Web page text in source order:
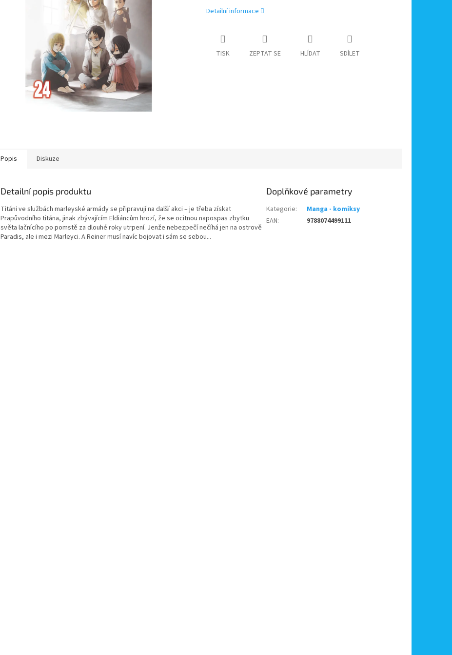
Detailní informace
TISK ZEPTAT SE HLÍDAT SDÍLET
Popis Diskuze
Detailní popis produktu
Titáni ve službách marleyské armády se připravují na další akci – je třeba získat
Prapůvodního titána, jinak zbývajícím Eldiáncům hrozí, že se ocitnou napospas zbytku
světa lačnícího po pomstě za dlouhé roky utrpení. Jenže nebezpečí nečíhá jen na ostrově
Paradis, ale i mezi Marleyci. A Reiner musí navíc bojovat i sám se sebou...
Doplňkové parametry
Kategorie:
Manga - komiksy
EAN: 9788074499111